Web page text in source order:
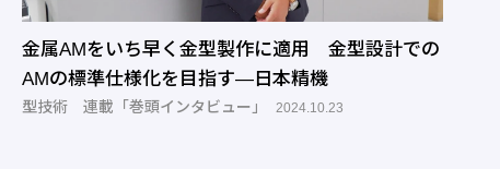
金属AMをいち早く金型製作に適用 金型設計での
AMの標準仕様化を目指す―日本精機
型技術 連載「巻頭インタビュー」 2024.10.23